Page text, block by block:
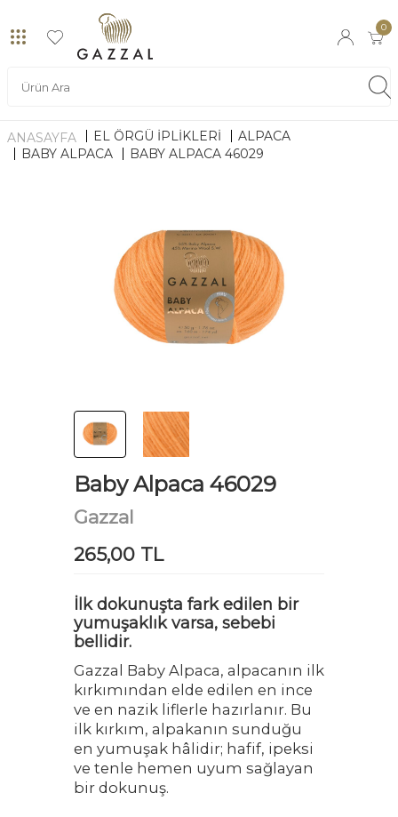
0
ANASAYFA EL ÖRGÜ İPLİKLERİ
ALPACA
BABY ALPACA
BABY ALPACA 46029
Baby Alpaca 46029
Gazzal
265,00 TL
İlk dokunuşta fark edilen bir
yumuşaklık varsa, sebebi
bellidir.
Gazzal Baby Alpaca, alpacanın ilk
kırkımından elde edilen en ince
ve en nazik liflerle hazırlanır. Bu
ilk kırkım, alpakanın sunduğu
en yumuşak hâlidir; hafif, ipeksi
ve tenle hemen uyum sağlayan
bir dokunuş.